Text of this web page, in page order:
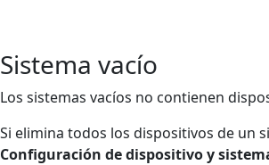
Sistema vacío
Los sistemas vacíos no contienen
Si elimina todos los dispositivos de un
Configuración de dispositivo y